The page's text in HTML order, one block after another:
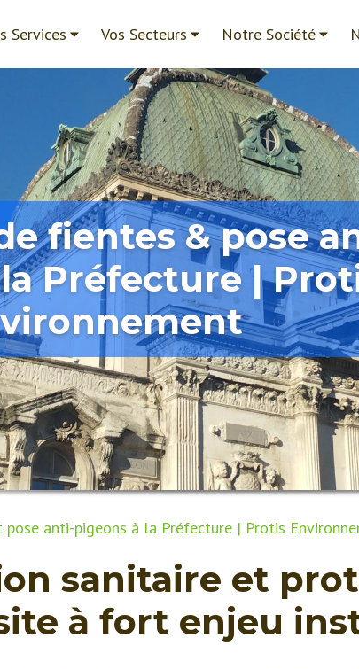
Services Vos Secteurs Notre Société
fientes & pose
Préfecture |
anti-pigeons à la Préfecture | Protis
sanitaire et
à fort enjeu